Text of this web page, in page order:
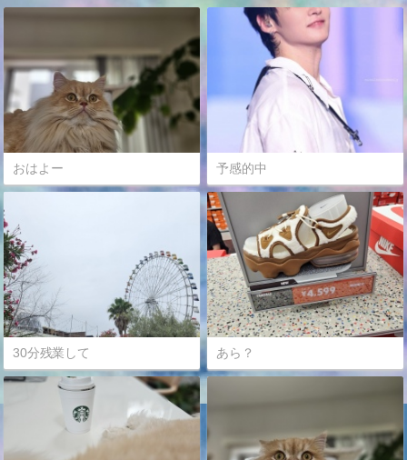
おはよー 予感的中
30分残業して あら？